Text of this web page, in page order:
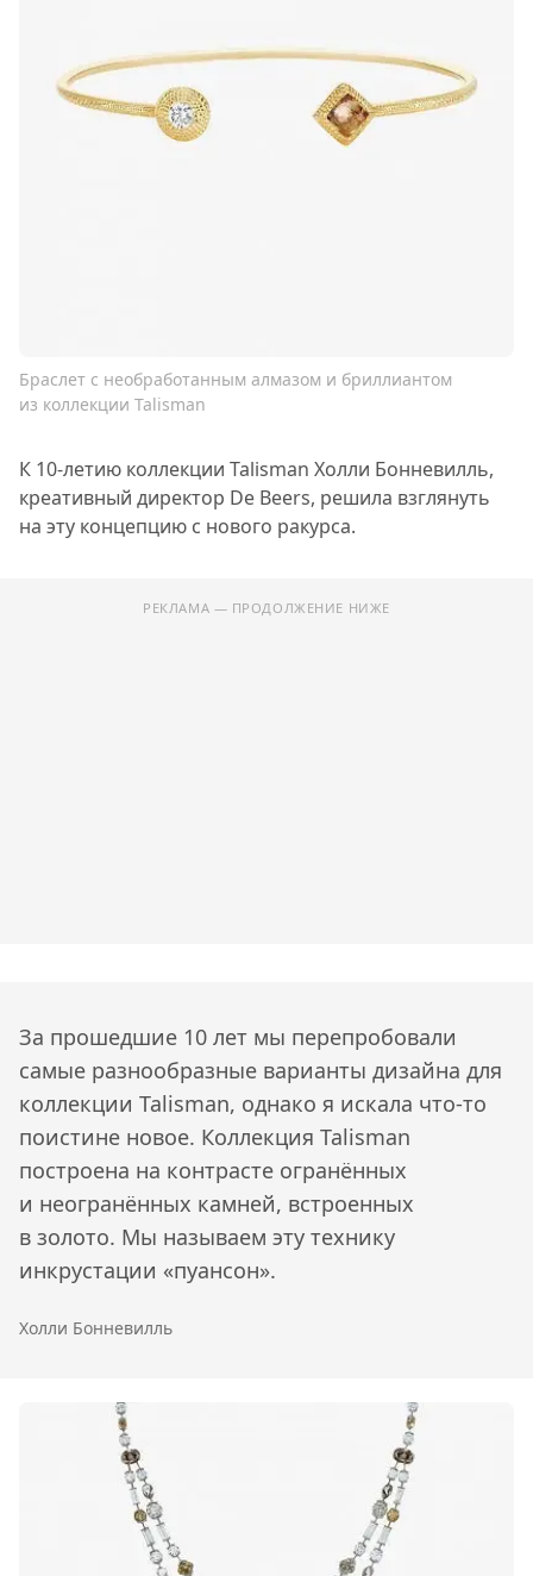
Браслет с необработанным алмазом и бриллиантом
из коллекции Talisman
К 10-летию коллекции Talisman Холли Бонневилль,
креативный директор De Beers, решила взглянуть
на эту концепцию с нового ракурса.
РЕКЛАМА — ПРОДОЛЖЕНИЕ НИЖЕ
За прошедшие 10 лет мы перепробовали
самые разнообразные варианты дизайна для
коллекции Talisman, однако я искала что-то
поистине новое. Коллекция Talisman
построена на контрасте огранённых
и неогранённых камней, встроенных
в золото. Мы называем эту технику
инкрустации «пуансон».
Холли Бонневилль